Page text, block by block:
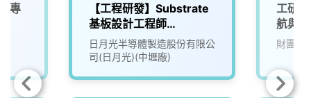
專
【工程研發】Substrate
基板設計工程師
(Cadence)
日月光半導體製造股份有限公
司(日月光)(中壢廠)
工研
航與
財團法